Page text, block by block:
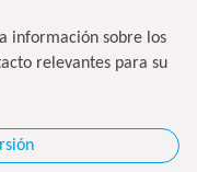
información sobre los
relevantes para su